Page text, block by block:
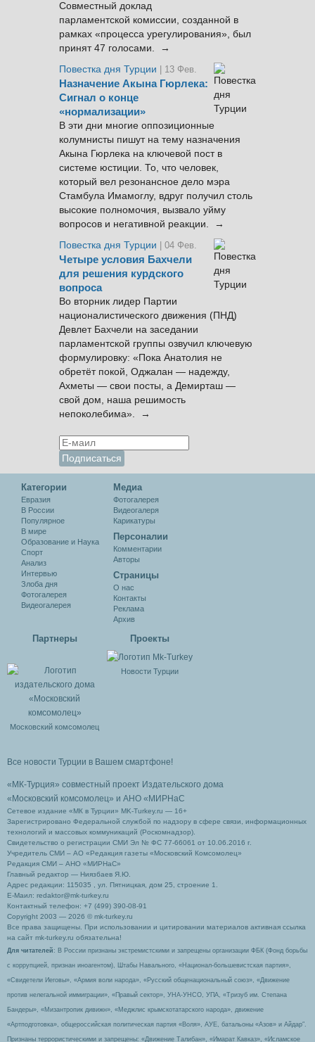
Совместный доклад
парламентской комиссии, созданной в
рамках «процесса урегулирования», был
принят 47 голосами. →
Повестка дня Турции
| 13 Фев.
Назначение Акына Гюрлека:
Сигнал о конце
«нормализации»
В эти дни многие оппозиционные
колумнисты пишут на тему назначения
Акына Гюрлека на ключевой пост в
системе юстиции. То, что человек,
который вел резонансное дело мэра
Стамбула Имамоглу, вдруг получил столь
высокие полномочия, вызвало уйму
вопросов и негативной реакции. →
Повестка дня Турции
| 04 Фев.
Четыре условия Бахчели
для решения курдского
вопроса
Во вторник лидер Партии
националистического движения (ПНД)
Девлет Бахчели на заседании
парламентской группы озвучил ключевую
формулировку: «Пока Анатолия не
обретёт покой, Оджалан — надежду,
Ахметы — свои посты, а Демирташ —
свой дом, наша решимость
непоколебима». →
Категории
Евразия
В России
Популярное
В мире
Образование и Наука
Спорт
Анализ
Интервью
Злоба дня
Фотогалерея
Видеогалерея
Медиа
Фотогалерея
Видеогалеря
Карикатуры
Персоналии
Комментарии
Авторы
Cтраницы
О нас
Контакты
Реклама
Архив
Партнеры
Московский комсомолец
Проекты
Новости Турции
Все новости Турции в Вашем смартфоне!
«МК-Турция» совместный проект Издательского дома
«Московский комсомолец» и АНО «МИРНаС
Сетевое издание «МК в Турции» MK-Turkey.ru — 16+
Зарегистрировано Федеральной службой по надзору в сфере связи, информационных
технологий и массовых коммуникаций (Роскомнадзор).
Свидетельство о регистрации СМИ Эл № ФС 77-66061 от 10.06.2016 г.
Учредитель СМИ – АО «Редакция газеты «Московский Комсомолец»
Редакция СМИ – АНО «МИРНаС»
Главный редактор — Ниязбаев Я.Ю.
Адрес редакции: 115035 , ул. Пятницкая, дом 25, строение 1.
Е-Маил: redaktor@mk-turkey.ru
Контактный телефон: +7 (499) 390-08-91
Copyright 2003 — 2026 © mk-turkey.ru
Все права защищены. При использовании и цитировании материалов активная ссылка
на сайт mk-turkey.ru обязательна!
Для читателей : В России признаны экстремистскими и запрещены организации ФБК (Фонд борьбы
с коррупцией, признан иноагентом), Штабы Навального, «Национал-большевистская партия»,
«Свидетели Иеговы», «Армия воли народа», «Русский общенациональный союз», «Движение
против нелегальной иммиграции», «Правый сектор», УНА-УНСО, УПА, «Тризуб им. Степана
Бандеры», «Мизантропик дивижн», «Меджлис крымскотатарского народа», движение
«Артподготовка», общероссийская политическая партия «Воля», АУЕ, батальоны «Азов» и Айдар″.
Признаны террористическими и запрещены: «Движение Талибан», «Имарат Кавказ», «Исламское